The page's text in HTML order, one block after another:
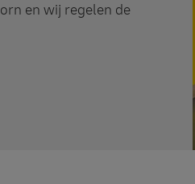
en wij regelen de